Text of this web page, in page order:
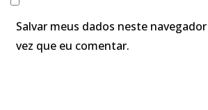
Salvar meus dados neste
vez que eu comentar.